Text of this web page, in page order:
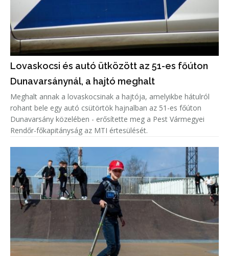
Lovaskocsi és autó ütközött az 51-es főúton
Dunavarsánynál, a hajtó meghalt
Meghalt annak a lovaskocsinak a hajtója, amelyikbe hátulról
rohant bele egy autó csütörtök hajnalban az 51-es főúton
Dunavarsány közelében - erősítette meg a Pest Vármegyei
Rendőr-főkapitányság az MTI értesülését.